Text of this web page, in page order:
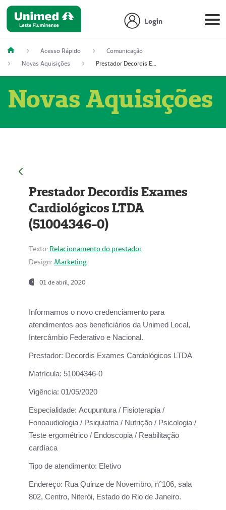
Login
Acesso Rápido
Comunicação
Novas Aquisições
Prestador Decordis Exames Cardiológicos LTDA (51004346-0)
Novas Aquisições
Prestador Decordis Exames
Cardiológicos LTDA
(51004346-0)
Texto: Relacionamento do prestador
Design: Marketing
01 de abril, 2020
Informamos o novo credenciamento para
atendimentos aos beneficiários da Unimed Local,
Intercâmbio Federativo e Nacional.
Prestador: Decordis Exames Cardiológicos LTDA
Matrícula: 51004346-0
Vigência: 01/05/2020
Especialidade: Acupuntura / Fisioterapia /
Fonoaudiologia / Psiquiatria / Nutrição / Psicologia /
Teste ergométrico / Endoscopia / Reabilitação
cardíaca
Tipo de atendimento: Eletivo
Endereço: Rua Quinze de Novembro, n°106, sala
802, Centro, Niterói, Estado do Rio de Janeiro.